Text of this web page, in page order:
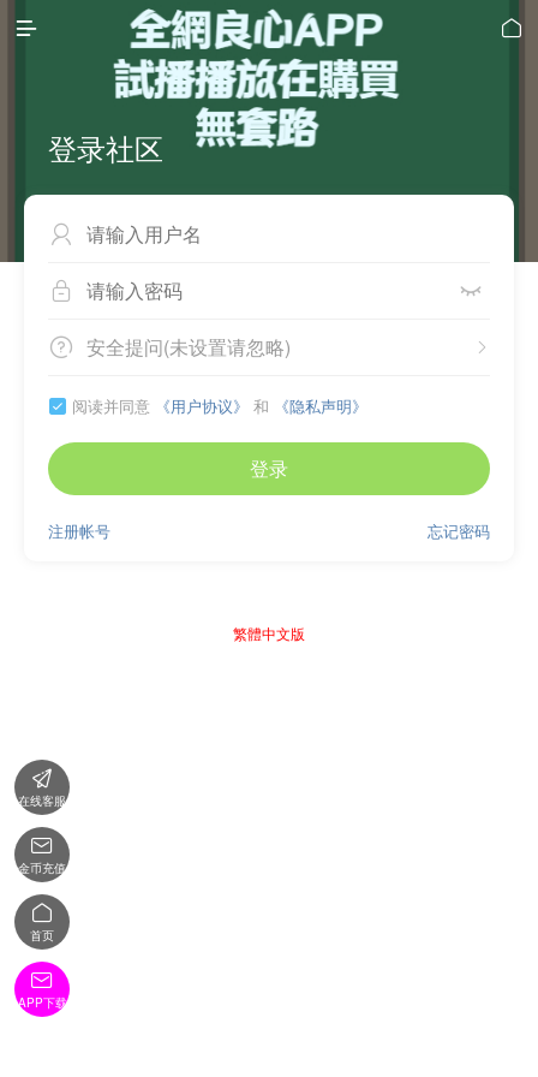
 
登录社区

 
 
安全提问(未设置请忽略)
 阅读并同意 《用户协议》 和 《隐私声明》
登录
忘记密码
注册帐号
繁體中文版

在线客服

金币充值

首页

APP下载